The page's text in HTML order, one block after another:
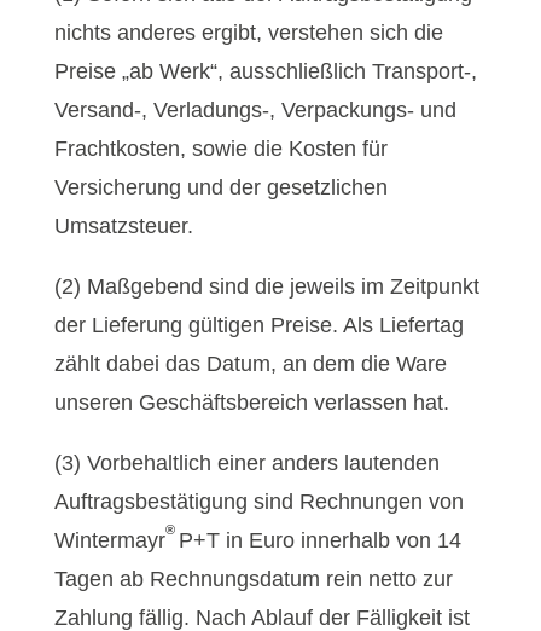
nichts anderes ergibt, verstehen sich die
Preise „ab Werk“, ausschließlich Transport-,
Versand-, Verladungs-, Verpackungs- und
Frachtkosten, sowie die Kosten für
Versicherung und der gesetzlichen
Umsatzsteuer.
(2) Maßgebend sind die jeweils im Zeitpunkt
der Lieferung gültigen Preise. Als Liefertag
zählt dabei das Datum, an dem die Ware
unseren Geschäftsbereich verlassen hat.
(3) Vorbehaltlich einer anders lautenden
Auftragsbestätigung sind Rechnungen von
Wintermayr® P+T in Euro innerhalb von 14
Tagen ab Rechnungsdatum rein netto zur
Zahlung fällig. Nach Ablauf der Fälligkeit ist